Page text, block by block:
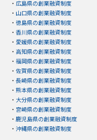
・ 広島県の創業融資制度
・ 山口県の創業融資制度
・ 徳島県の創業融資制度
・ 香川県の創業融資制度
・ 愛媛県の創業融資制度
・ 高知県の創業融資制度
・ 福岡県の創業融資制度
・ 佐賀県の創業融資制度
・ 長崎県の創業融資制度
・ 熊本県の創業融資制度
・ 大分県の創業融資制度
・ 宮崎県の創業融資制度
・ 鹿児島県の創業融資制度
・ 沖縄県の創業融資制度